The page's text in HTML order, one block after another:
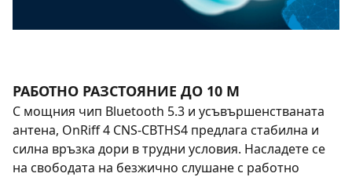
РАБОТНО РАЗСТОЯНИЕ ДО 10 М
С мощния чип Bluetooth 5.3 и усъвършенстваната
антена, OnRiff 4 CNS-CBTHS4 предлага стабилна и
силна връзка дори в трудни условия. Насладете се
на свободата на безжично слушане с работно